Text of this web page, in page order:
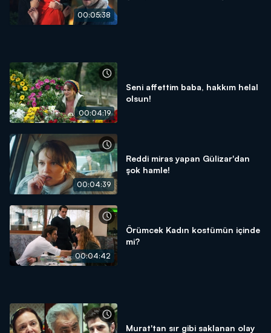
00:05:38
00:04:19
Seni affettim baba, hakkım helal
olsun!
00:04:39
Reddi miras yapan Gülizar'dan
şok hamle!
00:04:42
Örümcek Kadın kostümün içinde
mi?
Murat'tan sır gibi saklanan olay